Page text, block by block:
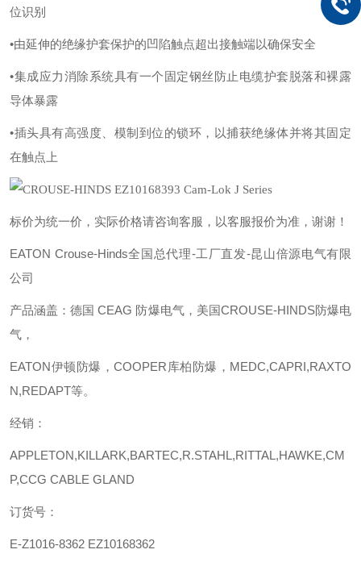
位识别
•由延伸的绝缘护套保护的凹陷触点超出接触端以确保安全
•集成应力消除系统具有一个固定钢丝防止电缆护套脱落和裸露
导体暴露
•插头具有高强度、模制到位的锁环，以捕获绝缘体并将其固定
在触点上
标价为统一价，实际价格请咨询客服，以客服报价为准，谢谢！
EATON Crouse-Hinds全国总代理-工厂直发-昆山倍源电气有限
公司
产品涵盖：德国 CEAG 防爆电气，美国CROUSE-HINDS防爆电
气，
EATON伊顿防爆，COOPER库柏防爆，MEDC,CAPRI,RAXTO
N,REDAPT等。
经销：
APPLETON,KILLARK,BARTEC,R.STAHL,RITTAL,HAWKE,CM
P,CCG CABLE GLAND
订货号：
E-Z1016-8362 EZ10168362